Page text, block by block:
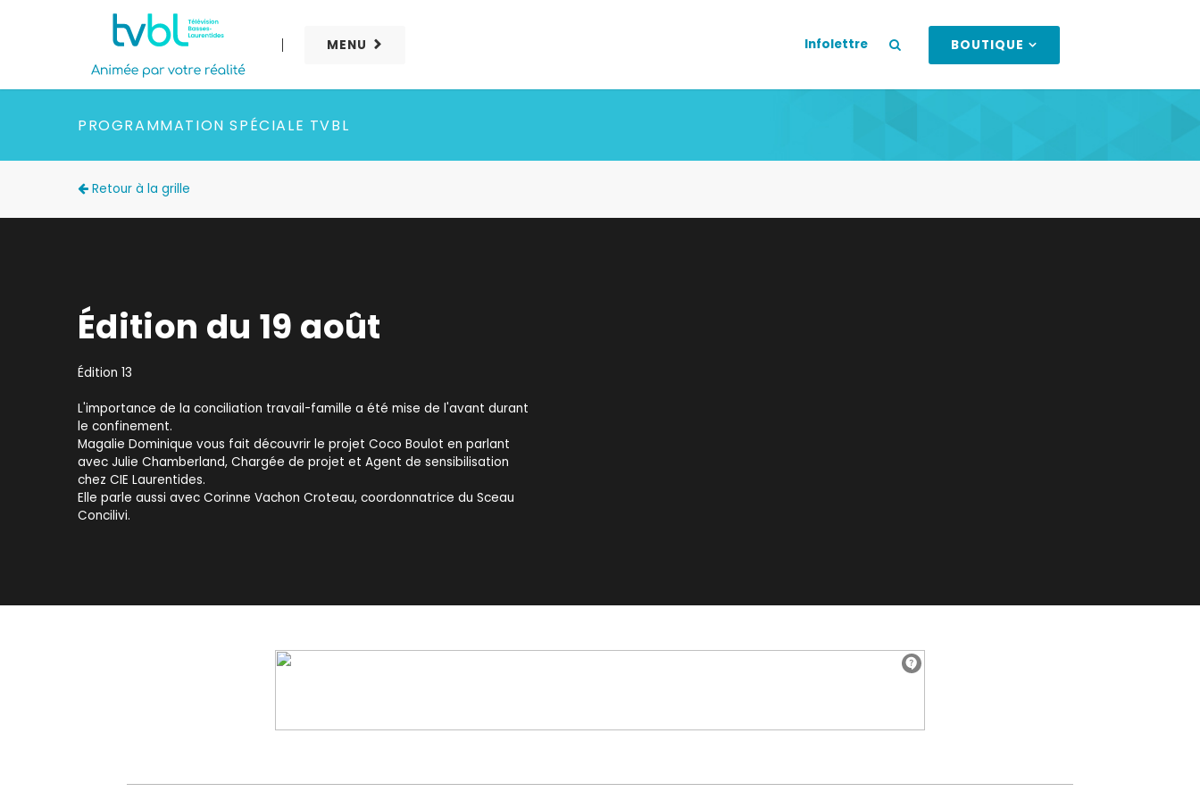
MENU Infolettre BOUTIQUE
PROGRAMMATION SPÉCIALE TVBL
Retour à la grille
Édition du 19 août
Édition 13
L'importance de la conciliation travail-famille a été mise de l'avant durant
le confinement.
Magalie Dominique vous fait découvrir le projet Coco Boulot en parlant
avec Julie Chamberland, Chargée de projet et Agent de sensibilisation
chez CIE Laurentides.
Elle parle aussi avec Corinne Vachon Croteau, coordonnatrice du Sceau
Concilivi.